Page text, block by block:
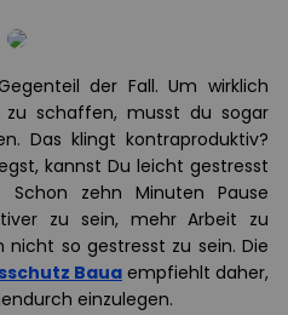
der Fall. Um wirklich
schaffen, musst du sogar
Das klingt kontraproduktiv?
kannst Du leicht gestresst
Schon zehn Minuten Pause
zu sein, mehr Arbeit zu
so gestresst zu sein. Die
Baua empfiehlt daher,
einzulegen.